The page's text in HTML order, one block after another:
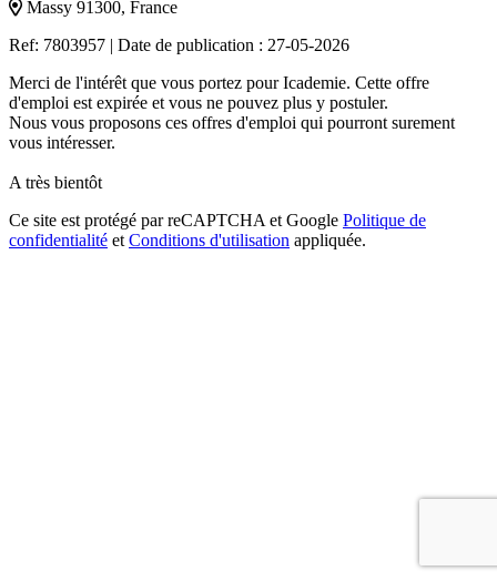
Massy 91300, France
Ref: 7803957 | Date de publication : 27-05-2026
Merci de l'intérêt que vous portez pour Icademie. Cette offre
d'emploi est expirée et vous ne pouvez plus y postuler.
Nous vous proposons ces offres d'emploi qui pourront surement
vous intéresser.
A très bientôt
Ce site est protégé par reCAPTCHA et Google Politique de
confidentialité et Conditions d'utilisation appliquée.